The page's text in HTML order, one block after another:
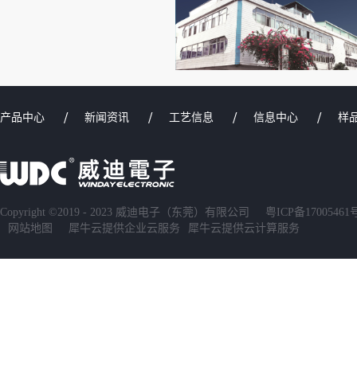
产品中心 新闻资讯 工艺信息 信息中心 样
Copyright ©2019 - 2023 威迪电子（东莞）有限公司
粤ICP备17005461
网站地图
犀牛云提供企业云服务 犀牛云提供云计算服务